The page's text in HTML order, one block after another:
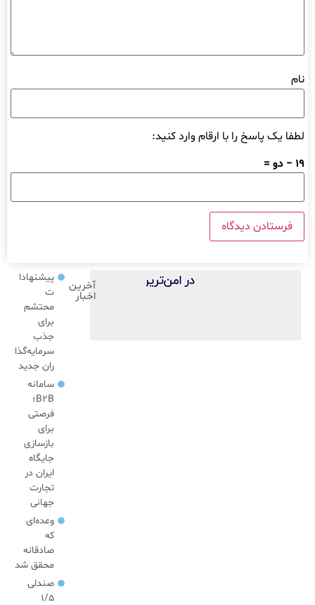
نام
لطفا یک پاسخ را با ارقام وارد کنید:
19 − دو =
آخرین
اخبار
پیشنهادا
ت
محتشم
برای
جذب
سرمایه‌گذا
ران جدید
سامانه
B2B؛
فرصتی
برای
بازسازی
جایگاه
ایران در
تجارت
جهانی
وعده‌ای
که
صادقانه
محقق شد
صندلی
۱/۵